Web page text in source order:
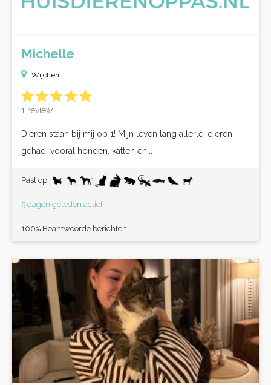
Michelle
Wijchen
1 review
Dieren staan bij mij op 1! Mijn leven lang allerlei dieren
gehad, vooral honden, katten en...
Past op:
5 dagen geleden actief
100% Beantwoorde berichten